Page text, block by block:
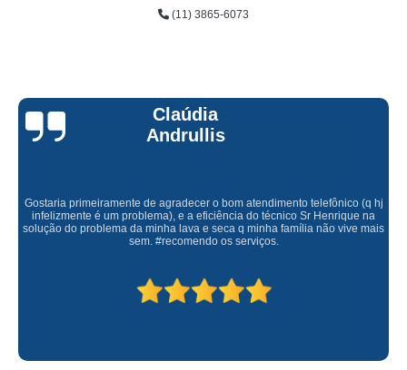
(11) 3865-6073
Claúdia
Andrullis
Gostaria primeiramente de agradecer o bom atendimento telefônico (q hj
infelizmente é um problema), e a eficiência do técnico Sr Henrique na
solução do problema da minha lava e seca q minha família não vive mais
sem. #recomendo os serviços.